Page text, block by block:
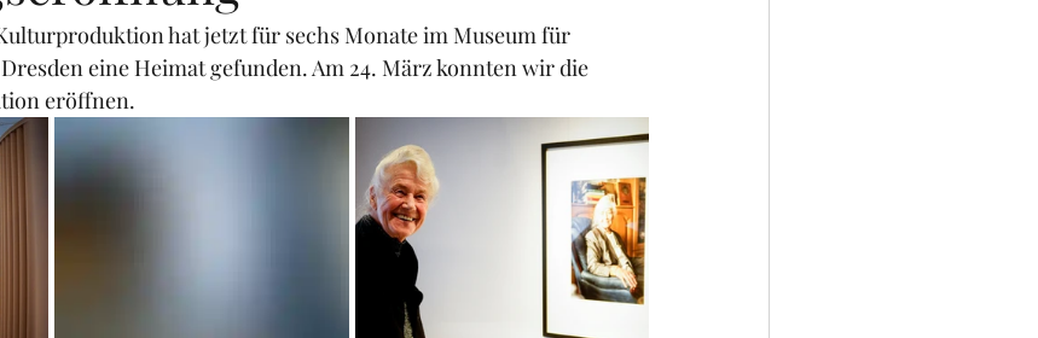
hat jetzt für sechs Monate im Museum für
eine Heimat gefunden. Am 24. März konnten wir die
eröffnen.